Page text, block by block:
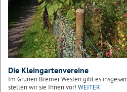
Die Kleingartenvereine
Im Grünen Bremer Westen gibt es
stellen wir sie Ihnen vor! WEITER